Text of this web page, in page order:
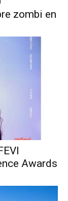
zombi en
Awards